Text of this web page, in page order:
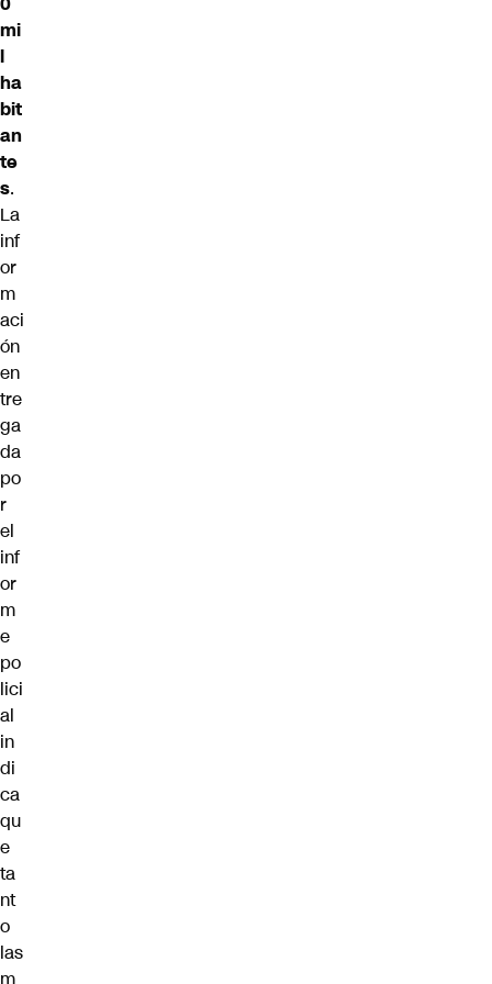
mi
l
ha
bit
an
te
s.
La
inf
or
m
aci
ón
en
tre
ga
da
po
r
el
inf
or
m
e
po
lici
al
in
di
ca
qu
e
ta
nt
o
las
m